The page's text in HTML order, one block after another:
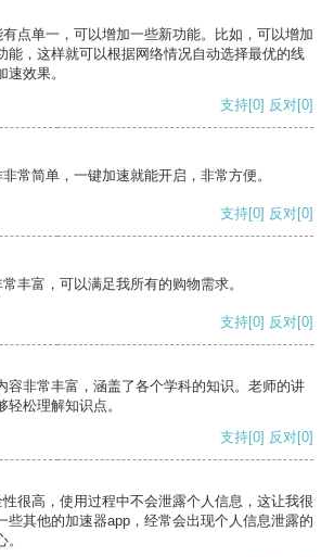
点单一，可以增加一些新功能。比如，可以增加
能，这样就可以根据网络情况自动选择最优的线
效果。
支持[0] 反对[0]
常简单，一键加速就能开启，非常方便。
支持[0] 反对[0]
丰富，可以满足我所有的购物需求。
支持[0] 反对[0]
容非常丰富，涵盖了各个学科的知识。老师的讲
松理解知识点。
支持[0] 反对[0]
很高，使用过程中不会泄露个人信息，这让我很
些其他的加速器app，经常会出现个人信息泄露的